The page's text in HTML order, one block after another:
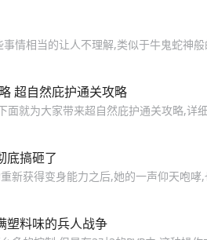
情相当的让人不理解,类似于牛鬼蛇神
超自然庇护通关攻略
就为大家带来超自然庇护通关攻略,详
底搞砸了
新获得变身能力之后,她的一声仰天咆
塑料味的兵人战争